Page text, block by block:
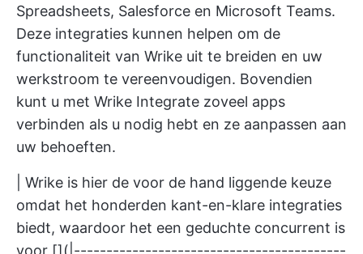
Spreadsheets, Salesforce en Microsoft Teams.
Deze integraties kunnen helpen om de
functionaliteit van Wrike uit te breiden en uw
werkstroom te vereenvoudigen. Bovendien
kunt u met Wrike Integrate zoveel apps
verbinden als u nodig hebt en ze aanpassen aan
uw behoeften.
| Wrike is hier de voor de hand liggende keuze
omdat het honderden kant-en-klare integraties
biedt, waardoor het een geduchte concurrent is
voor [](|------------------------------------------